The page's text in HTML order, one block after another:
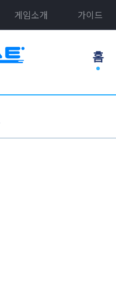
게임소개 가이드
홈